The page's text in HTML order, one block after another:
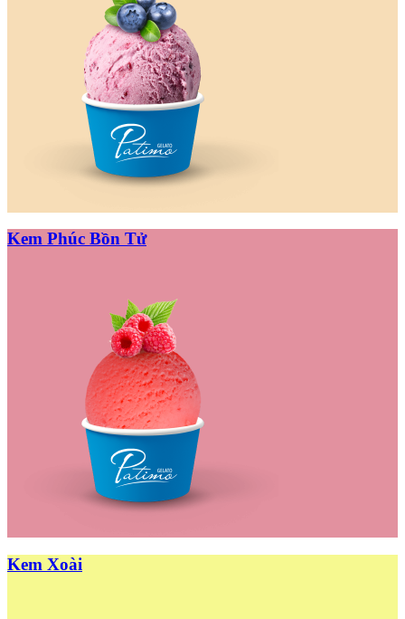
Kem Phúc Bồn Tử
Kem Xoài